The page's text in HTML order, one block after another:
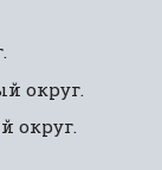
округ.
округ.